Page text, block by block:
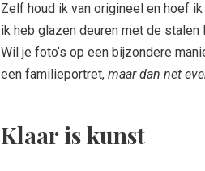
Zelf houd ik van origineel en hoef ik
ik heb glazen deuren met de stalen
Wil je foto’s op een bijzondere
een familieportret, maar dan net
Klaar is kunst